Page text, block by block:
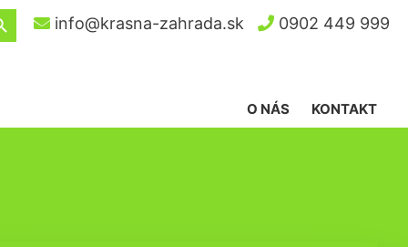
Button
info@krasna-zahrada.sk 0902 449 999
KONTAKT
O NÁS